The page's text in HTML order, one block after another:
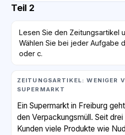
Teil 2
Lesen Sie den Zeitungsartikel
Wählen Sie bei jeder Aufgabe
oder c.
ZEITUNGSARTIKEL: WENIGER
SUPERMARKT
Ein Supermarkt in Freiburg
den Verpackungsmüll. Seit
Kunden viele Produkte wie